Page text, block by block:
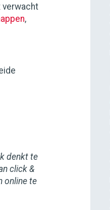
verwacht
,
denkt te
click &
online te